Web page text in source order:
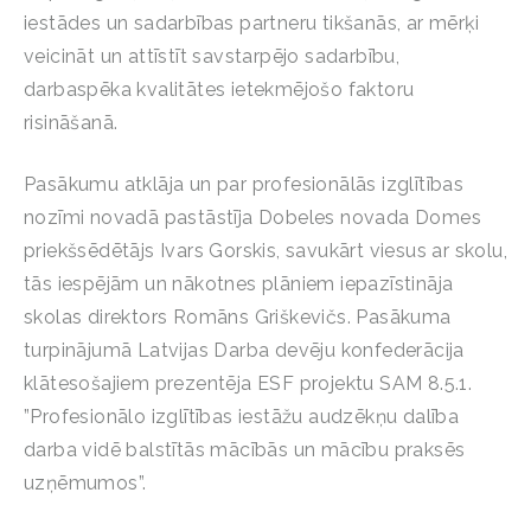
iestādes un sadarbības partneru tikšanās, ar mērķi
veicināt un attīstīt savstarpējo sadarbību,
darbaspēka kvalitātes ietekmējošo faktoru
risināšanā.
Pasākumu atklāja un par profesionālās izglītības
nozīmi novadā pastāstīja Dobeles novada Domes
priekšsēdētājs Ivars Gorskis, savukārt viesus ar skolu,
tās iespējām un nākotnes plāniem iepazīstināja
skolas direktors Romāns Griškevičs. Pasākuma
turpinājumā Latvijas Darba devēju konfederācija
klātesošajiem prezentēja ESF projektu SAM 8.5.1.
”Profesionālo izglītības iestāžu audzēkņu dalība
darba vidē balstītās mācībās un mācību praksēs
uzņēmumos”.